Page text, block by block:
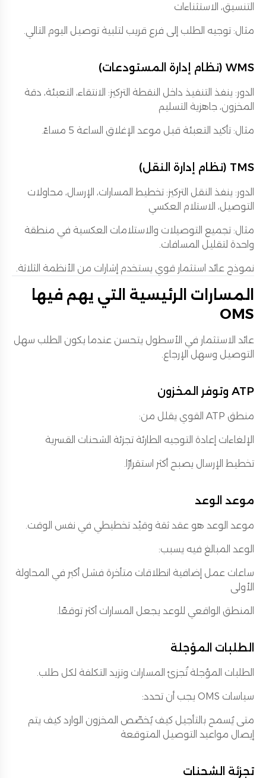
التنسيق، الاستثناءات
مثال: توجيه الطلب إلى فرع قريب لتلبية توصيل اليوم التالي.
WMS (نظام إدارة المستودعات)
الدور: ينفذ التنفيذ داخل النقطة التركيز: الانتقاء، التعبئة، دقة
المخزون، جاهزية التسليم
مثال: تأكيد التعبئة قبل موعد الإغلاق الساعة 5 مساءً.
TMS (نظام إدارة النقل)
الدور: ينفذ النقل التركيز: تخطيط المسارات، الإرسال، محاولات
التوصيل، الاستلام العكسي
مثال: تجميع التوصيلات والاستلامات العكسية في منطقة
واحدة لتقليل المسافات.
نموذج عائد استثمار قوي يستخدم إشارات من الأنظمة الثلاثة.
المسارات الرئيسية التي يهم فيها
OMS
عائد الاستثمار في الأسطول يتحسن عندما يكون الطلب سهل
التوصيل وسهل الإرجاع.
ATP وتوفر المخزون
منطق ATP القوي يقلل من:
الإلغاءات إعادة التوجيه الطارئة تجزئة الشحنات القسرية
تخطيط الإرسال يصبح أكثر استقرارًا.
موعد الوعد
موعد الوعد هو عقد ثقة وقيْد تخطيطي في نفس الوقت.
الوعد المبالغ فيه يسبب:
ساعات عمل إضافية انطلاقات متأخرة فشل أكبر في المحاولة
الأولى
المنطق الواقعي للوعد يجعل المسارات أكثر توقعًا.
الطلبات المؤجلة
الطلبات المؤجلة تُجزئ المسارات وتزيد التكلفة لكل طلب.
سياسات OMS يجب أن تحدد:
متى يُسمح بالتأجيل كيف يُخصّص المخزون الوارد كيف يتم
إيصال مواعيد التوصيل المتوقعة
تجزئة الشحنات